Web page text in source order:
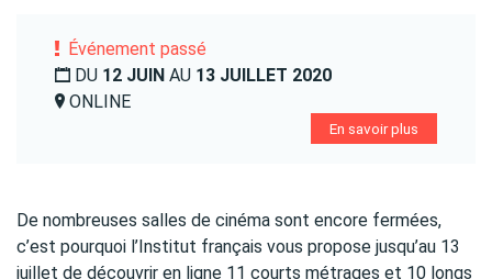
Événement passé
DU 12 JUIN AU 13 JUILLET 2020
ONLINE
En savoir plus
De nombreuses salles de cinéma sont encore fermées,
c’est pourquoi l’Institut français vous propose jusqu’au 13
juillet de découvrir en ligne 11 courts métrages et 10 longs